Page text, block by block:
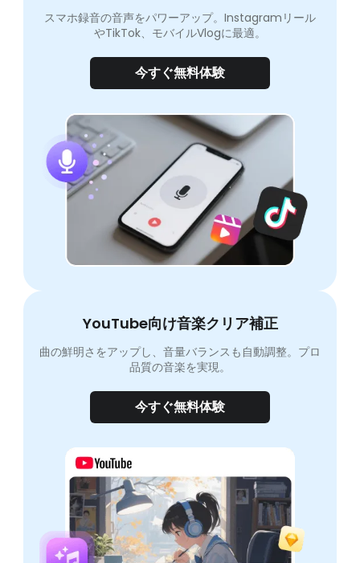
スマホ録音の音声をパワーアップ。Instagramリール
やTikTok、モバイルVlogに最適。
今すぐ無料体験
YouTube向け音楽クリア補正
曲の鮮明さをアップし、音量バランスも自動調整。プロ
品質の音楽を実現。
今すぐ無料体験